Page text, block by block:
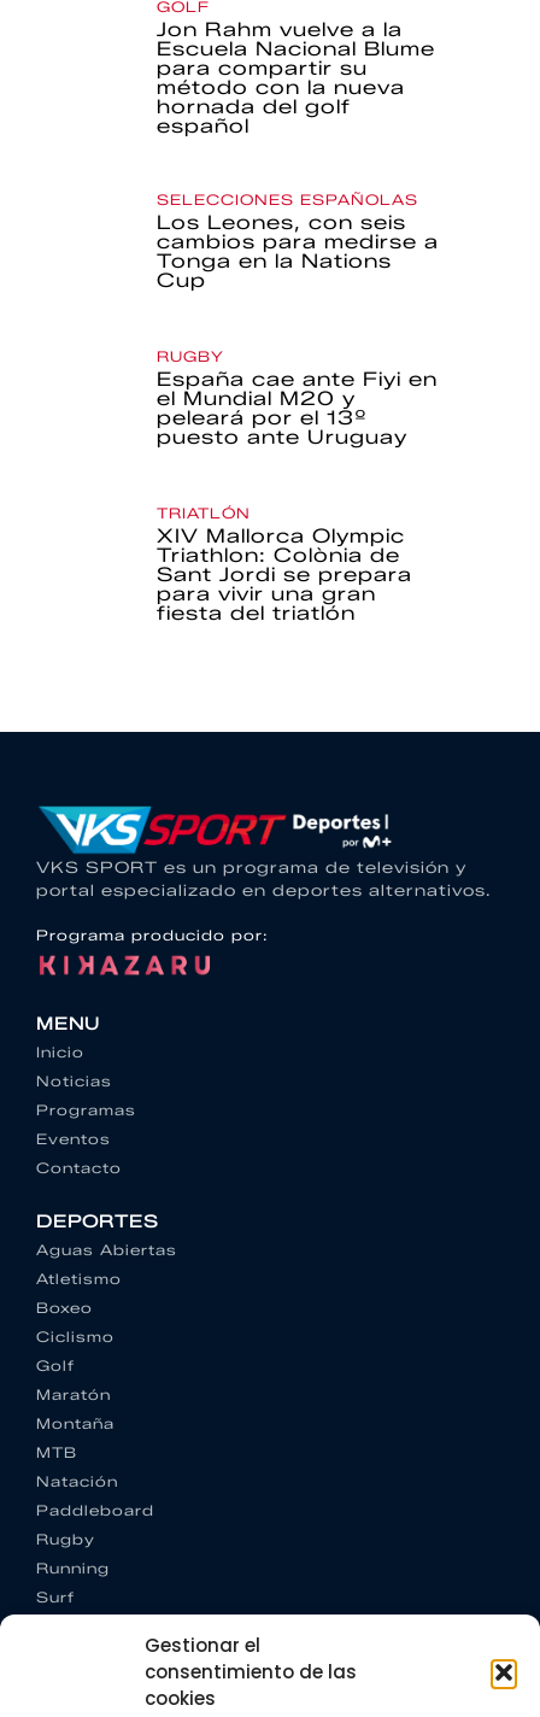
Gestionar el
consentimiento de las
cookies
GOLF
Jon Rahm vuelve a la
Escuela Nacional Blume
para compartir su
método con la nueva
hornada del golf
español
SELECCIONES ESPAÑOLAS
Los Leones, con seis
cambios para medirse a
Tonga en la Nations
Cup
RUGBY
España cae ante Fiyi en
el Mundial M20 y
peleará por el 13º
puesto ante Uruguay
TRIATLÓN
XIV Mallorca Olympic
Triathlon: Colònia de
Sant Jordi se prepara
para vivir una gran
fiesta del triatlón
VKS SPORT es un programa de televisión y
portal especializado en deportes alternativos.
Programa producido por:
MENU
Inicio
Noticias
Programas
Eventos
Contacto
DEPORTES
Aguas Abiertas
Atletismo
Boxeo
Ciclismo
Golf
Maratón
Montaña
MTB
Natación
Paddleboard
Rugby
Running
Surf
CONTACTO